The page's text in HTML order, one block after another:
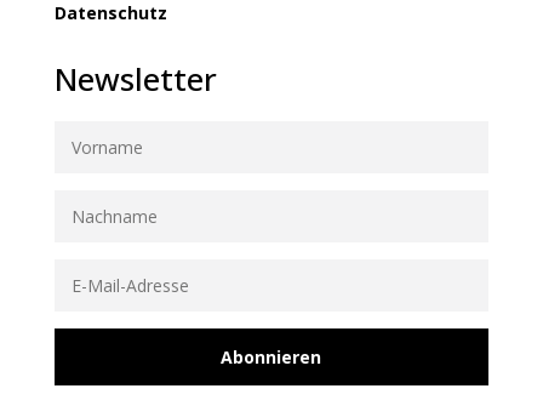
Datenschutz
Newsletter
Abonnieren